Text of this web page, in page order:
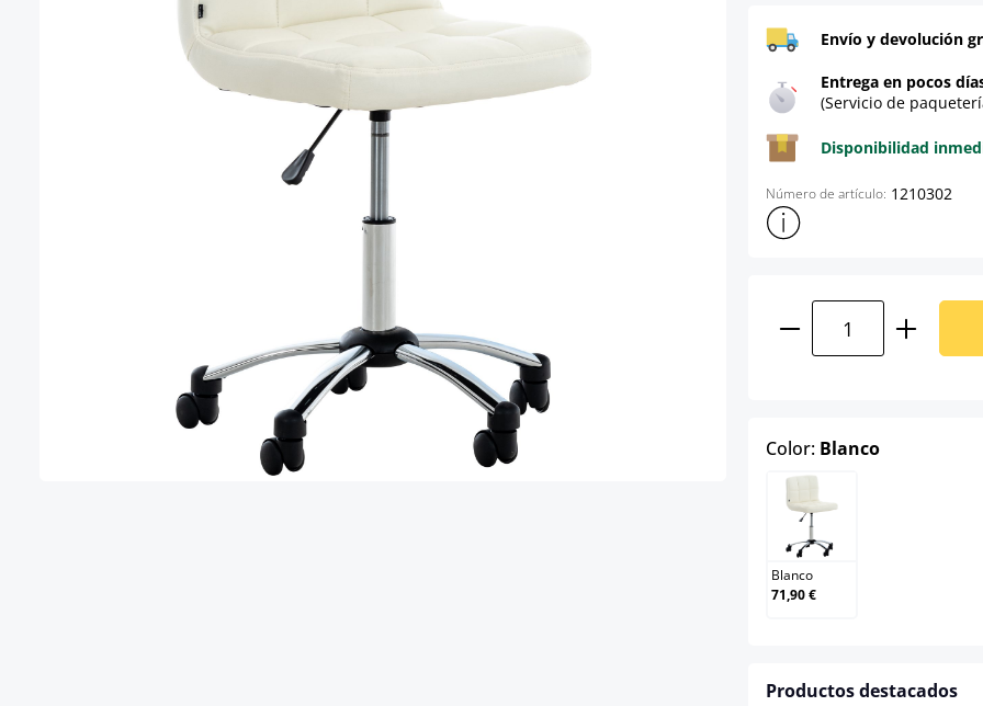
Envío y devolución
Entrega en pocos
(Servicio de
Disponibilidad
Número de artículo: 1210302
Mostrar más información
Cantidad del
Color: Blancoselect
Blanco
Blanco
71,90 €
Productos destacados